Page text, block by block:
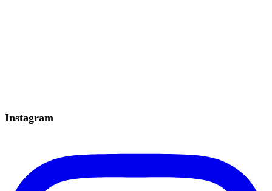
Instagram